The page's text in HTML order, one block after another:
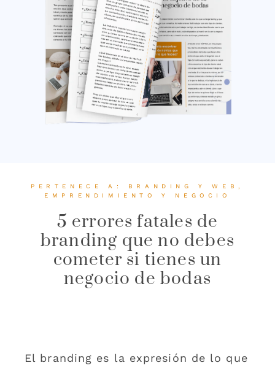
PERTENECE A: BRANDING Y WEB,
EMPRENDIMIENTO Y NEGOCIO
5 errores fatales de
branding que no debes
cometer si tienes un
negocio de bodas
El branding es la expresión de lo que